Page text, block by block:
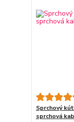
Sprchový
sprchová